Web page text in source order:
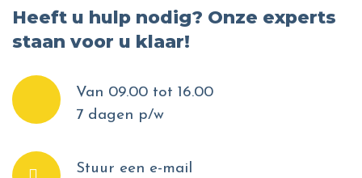
Heeft u hulp nodig? Onze experts
staan voor u klaar!
Van 09.00 tot 16.00
7 dagen p/w
Stuur een e-mail